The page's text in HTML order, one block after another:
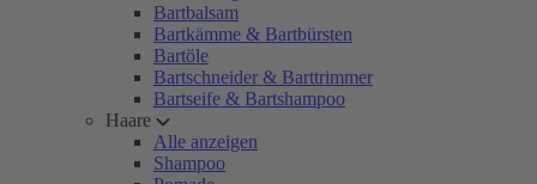
Bartbalsam
Bartkämme & Bartbürsten
Bartöle
Bartschneider & Barttrimmer
Bartseife & Bartshampoo
Haare
Alle anzeigen
Shampoo